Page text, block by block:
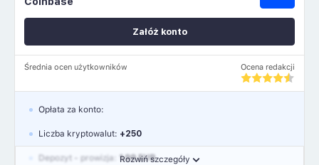
Średnia ocen użytkowników Ocena redakcji
Załóż konto
Rozwiń szczegóły
Opłata za konto:
Liczba kryptowalut: +250
Depozyt - prowizja: 1.99 EUR